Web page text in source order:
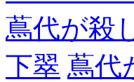
蔦代が殺
下翠 蔦代